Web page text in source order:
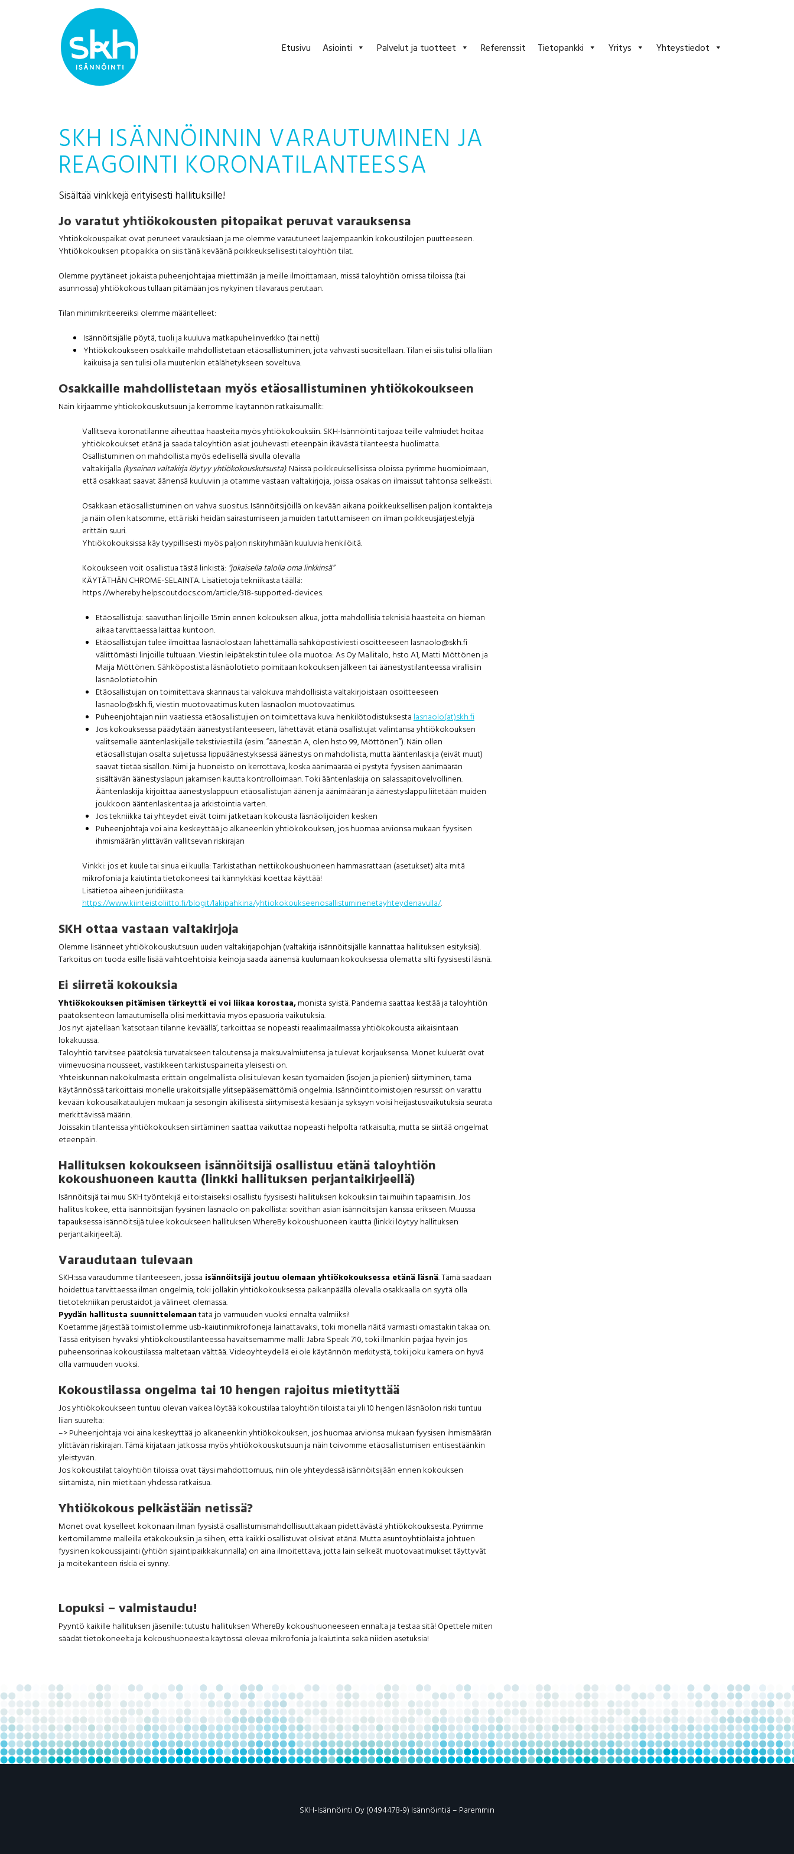
Etusivu Asiointi Palvelut ja tuotteet Referenssit Tietopankki Yritys Yhteystiedot
SKH ISÄNNÖINNIN VARAUTUMINEN JA
REAGOINTI KORONATILANTEESSA
Sisältää vinkkejä erityisesti hallituksille!
Jo varatut yhtiökokousten pitopaikat peruvat varauksensa
Yhtiökokouspaikat ovat peruneet varauksiaan ja me olemme varautuneet laajempaankin kokoustilojen puutteeseen.
Yhtiökokouksen pitopaikka on siis tänä keväänä poikkeuksellisesti taloyhtiön tilat.
Olemme pyytäneet jokaista puheenjohtajaa miettimään ja meille ilmoittamaan, missä taloyhtiön omissa tiloissa (tai
asunnossa) yhtiökokous tullaan pitämään jos nykyinen tilavaraus perutaan.
Tilan minimikriteereiksi olemme määritelleet:
Isännöitsijälle pöytä, tuoli ja kuuluva matkapuhelinverkko (tai netti)
Yhtiökokoukseen osakkaille mahdollistetaan etäosallistuminen, jota vahvasti suositellaan. Tilan ei siis tulisi olla liian
kaikuisa ja sen tulisi olla muutenkin etälähetykseen soveltuva.
Osakkaille mahdollistetaan myös etäosallistuminen yhtiökokoukseen
Näin kirjaamme yhtiökokouskutsuun ja kerromme käytännön ratkaisumallit:
Vallitseva koronatilanne aiheuttaa haasteita myös yhtiökokouksiin. SKH-Isännöinti tarjoaa teille valmiudet hoitaa
yhtiökokoukset etänä ja saada taloyhtiön asiat jouhevasti eteenpäin ikävästä tilanteesta huolimatta.
Osallistuminen on mahdollista myös edellisellä sivulla olevalla
valtakirjalla (kyseinen valtakirja löytyy yhtiökokouskutsusta). Näissä poikkeuksellisissa oloissa pyrimme huomioimaan,
että osakkaat saavat äänensä kuuluviin ja otamme vastaan valtakirjoja, joissa osakas on ilmaissut tahtonsa selkeästi.
Osakkaan etäosallistuminen on vahva suositus. Isännöitsijöillä on kevään aikana poikkeuksellisen paljon kontakteja
ja näin ollen katsomme, että riski heidän sairastumiseen ja muiden tartuttamiseen on ilman poikkeusjärjestelyjä
erittäin suuri.
Yhtiökokouksissa käy tyypillisesti myös paljon riskiryhmään kuuluvia henkilöitä.
Kokoukseen voit osallistua tästä linkistä: ”jokaisella talolla oma linkkinsä”
KÄYTÄTHÄN CHROME-SELAINTA. Lisätietoja tekniikasta täällä:
https://whereby.helpscoutdocs.com/article/318-supported-devices.
Etäosallistuja: saavuthan linjoille 15min ennen kokouksen alkua, jotta mahdollisia teknisiä haasteita on hieman
aikaa tarvittaessa laittaa kuntoon.
Etäosallistujan tulee ilmoittaa läsnäolostaan lähettämällä sähköpostiviesti osoitteeseen lasnaolo@skh.fi
välittömästi linjoille tultuaan. Viestin leipätekstin tulee olla muotoa: As Oy Mallitalo, hsto A1, Matti Möttönen ja
Maija Möttönen. Sähköpostista läsnäolotieto poimitaan kokouksen jälkeen tai äänestystilanteessa virallisiin
läsnäolotietoihin
Etäosallistujan on toimitettava skannaus tai valokuva mahdollisista valtakirjoistaan osoitteeseen
lasnaolo@skh.fi, viestin muotovaatimus kuten läsnäolon muotovaatimus.
Puheenjohtajan niin vaatiessa etäosallistujien on toimitettava kuva henkilötodistuksesta lasnaolo(at)skh.fi
Jos kokouksessa päädytään äänestystilanteeseen, lähettävät etänä osallistujat valintansa yhtiökokouksen
valitsemalle ääntenlaskijalle tekstiviestillä (esim. ”äänestän A, olen hsto 99, Möttönen”). Näin ollen
etäosallistujan osalta suljetussa lippuäänestyksessä äänestys on mahdollista, mutta ääntenlaskija (eivät muut)
saavat tietää sisällön. Nimi ja huoneisto on kerrottava, koska äänimäärää ei pystytä fyysisen äänimäärän
sisältävän äänestyslapun jakamisen kautta kontrolloimaan. Toki ääntenlaskija on salassapitovelvollinen.
Ääntenlaskija kirjoittaa äänestyslappuun etäosallistujan äänen ja äänimäärän ja äänestyslappu liitetään muiden
joukkoon ääntenlaskentaa ja arkistointia varten.
Jos tekniikka tai yhteydet eivät toimi jatketaan kokousta läsnäolijoiden kesken
Puheenjohtaja voi aina keskeyttää jo alkaneenkin yhtiökokouksen, jos huomaa arvionsa mukaan fyysisen
ihmismäärän ylittävän vallitsevan riskirajan
Vinkki: jos et kuule tai sinua ei kuulla: Tarkistathan nettikokoushuoneen hammasrattaan (asetukset) alta mitä
mikrofonia ja kaiutinta tietokoneesi tai kännykkäsi koettaa käyttää!
Lisätietoa aiheen juridiikasta:
https://www.kiinteistoliitto.fi/blogit/lakipahkina/yhtiokokoukseenosallistuminenetayhteydenavulla/.
SKH ottaa vastaan valtakirjoja
Olemme lisänneet yhtiökokouskutsuun uuden valtakirjapohjan (valtakirja isännöitsijälle kannattaa hallituksen esityksiä).
Tarkoitus on tuoda esille lisää vaihtoehtoisia keinoja saada äänensä kuulumaan kokouksessa olematta silti fyysisesti läsnä.
Ei siirretä kokouksia
Yhtiökokouksen pitämisen tärkeyttä ei voi liikaa korostaa,monista syistä. Pandemia saattaa kestää ja taloyhtiön
päätöksenteon lamautumisella olisi merkittäviä myös epäsuoria vaikutuksia.
Jos nyt ajatellaan ’katsotaan tilanne keväällä’, tarkoittaa se nopeasti reaalimaailmassa yhtiökokousta aikaisintaan
lokakuussa.
Taloyhtiö tarvitsee päätöksiä turvatakseen taloutensa ja maksuvalmiutensa ja tulevat korjauksensa. Monet kuluerät ovat
viimevuosina nousseet, vastikkeen tarkistuspaineita yleisesti on.
Yhteiskunnan näkökulmasta erittäin ongelmallista olisi tulevan kesän työmaiden (isojen ja pienien) siirtyminen, tämä
käytännössä tarkoittaisi monelle urakoitsijalle ylitsepääsemättömiä ongelmia. Isännöintitoimistojen resurssit on varattu
kevään kokousaikataulujen mukaan ja sesongin äkillisestä siirtymisestä kesään ja syksyyn voisi heijastusvaikutuksia seurata
merkittävissä määrin.
Joissakin tilanteissa yhtiökokouksen siirtäminen saattaa vaikuttaa nopeasti helpolta ratkaisulta, mutta se siirtää ongelmat
eteenpäin.
Hallituksen kokoukseen isännöitsijä osallistuu etänä taloyhtiön
kokoushuoneen kautta (linkki hallituksen perjantaikirjeellä)
Isännöitsijä tai muu SKH työntekijä ei toistaiseksi osallistu fyysisesti hallituksen kokouksiin tai muihin tapaamisiin. Jos
hallitus kokee, että isännöitsijän fyysinen läsnäolo on pakollista: sovithan asian isännöitsijän kanssa erikseen. Muussa
tapauksessa isännöitsijä tulee kokoukseen hallituksen WhereBy kokoushuoneen kautta (linkki löytyy hallituksen
perjantaikirjeeltä).
Varaudutaan tulevaan
SKH:ssa varaudumme tilanteeseen, jossa isännöitsijä joutuu olemaan yhtiökokouksessa etänä läsnä. Tämä saadaan
hoidettua tarvittaessa ilman ongelmia, toki jollakin yhtiökokouksessa paikanpäällä olevalla osakkaalla on syytä olla
tietotekniikan perustaidot ja välineet olemassa.
Pyydän hallitusta suunnittelemaantätä jo varmuuden vuoksi ennalta valmiiksi!
Koetamme järjestää toimistollemme usb-kaiutinmikrofoneja lainattavaksi, toki monella näitä varmasti omastakin takaa on.
Tässä erityisen hyväksi yhtiökokoustilanteessa havaitsemamme malli: Jabra Speak 710, toki ilmankin pärjää hyvin jos
puheensorinaa kokoustilassa maltetaan välttää. Videoyhteydellä ei ole käytännön merkitystä, toki joku kamera on hyvä
olla varmuuden vuoksi.
Kokoustilassa ongelma tai 10 hengen rajoitus mietityttää
Jos yhtiökokoukseen tuntuu olevan vaikea löytää kokoustilaa taloyhtiön tiloista tai yli 10 hengen läsnäolon riski tuntuu
liian suurelta:
–> Puheenjohtaja voi aina keskeyttää jo alkaneenkin yhtiökokouksen, jos huomaa arvionsa mukaan fyysisen ihmismäärän
ylittävän riskirajan. Tämä kirjataan jatkossa myös yhtiökokouskutsuun ja näin toivomme etäosallistumisen entisestäänkin
yleistyvän.
Jos kokoustilat taloyhtiön tiloissa ovat täysi mahdottomuus, niin ole yhteydessä isännöitsijään ennen kokouksen
siirtämistä, niin mietitään yhdessä ratkaisua.
Yhtiökokous pelkästään netissä?
Monet ovat kyselleet kokonaan ilman fyysistä osallistumismahdollisuuttakaan pidettävästä yhtiökokouksesta. Pyrimme
kertomillamme malleilla etäkokouksiin ja siihen, että kaikki osallistuvat olisivat etänä. Mutta asuntoyhtiölaista johtuen
fyysinen kokoussijainti (yhtiön sijaintipaikkakunnalla) on aina ilmoitettava, jotta lain selkeät muotovaatimukset täyttyvät
ja moitekanteen riskiä ei synny.
Lopuksi – valmistaudu!
Pyyntö kaikille hallituksen jäsenille: tutustu hallituksen WhereBy kokoushuoneeseen ennalta ja testaa sitä! Opettele miten
säädät tietokoneelta ja kokoushuoneesta käytössä olevaa mikrofonia ja kaiutinta sekä niiden asetuksia!
SKH-Isännöinti Oy (0494478-9) Isännöintiä – Paremmin